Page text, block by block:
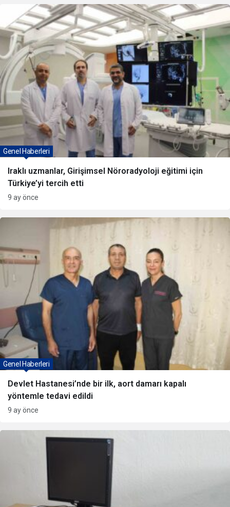
Iraklı uzmanlar, Girişimsel Nöroradyoloji eğitimi için
Türkiye’yi tercih etti
Genel Haberleri
9 ay önce
Devlet Hastanesi’nde bir ilk, aort damarı kapalı
yöntemle tedavi edildi
Genel Haberleri
9 ay önce